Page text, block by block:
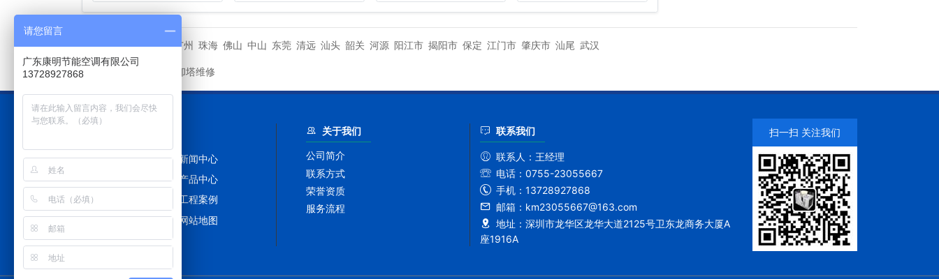
城市分站 江门 广州 珠海 佛山 中山 东莞 清远 汕头 韶关 河源 阳江市 揭阳市 保定 江门市 肇庆市 汕尾 武汉
康明冷却塔维修
网站首页
新闻中心
冷却塔百科
产品中心
冷却塔配件
工程案例
冷却塔维修
网站地图
关于我们
公司简介
联系方式
荣誉资质
服务流程
联系我们
联系人： 王经理
电话： 0755-23055667
手机： 13728927868
邮箱： km23055667@163.com
地址： 深圳市龙华区龙华大道2125号卫东龙商务大厦A
座1916A
扫一扫 关注我们
请您留言
广东康明节能空调有限公司
13728927868